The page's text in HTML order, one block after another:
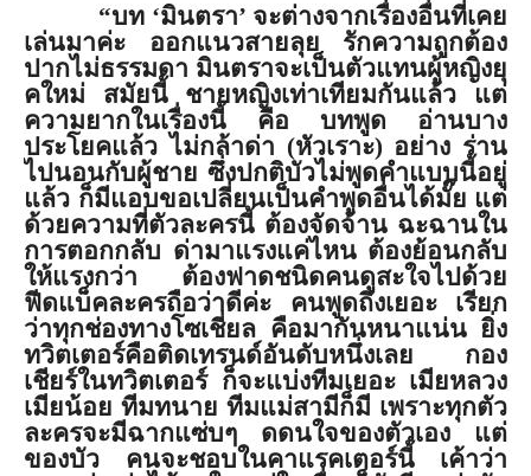
“บท ‘มินตรา’ จะต่างจากเรื่องอื่นที่เคย
เล่นมาค่ะ ออกแนวสายลุย รักความถูกต้อง
ปากไม่ธรรมดา มินตราจะเป็นตัวแทนผู้หญิงยุ
คใหม่ สมัยนี้ ชายหญิงเท่าเทียมกันแล้ว แต่
ความยากในเรื่องนี้ คือ บทพูด อ่านบาง
ประโยคแล้ว ไม่กล้าด่า (หัวเราะ) อย่าง ร่าน
ไปนอนกับผู้ชาย ซึ่งปกติบัวไม่พูดคำแบบนี้อยู่
แล้ว ก็มีแอบขอเปลี่ยนเป็นคำพูดอื่นได้มั๊ย แต่
ด้วยความที่ตัวละครนี้ ต้องจัดจ้าน ฉะฉานใน
การตอกกลับ ด่ามาแรงแค่ไหน ต้องย้อนกลับ
ให้แรงกว่า ต้องฟาดชนิดคนดูสะใจไปด้วย
ฟีดแบ็คละครถือว่าดีค่ะ คนพูดถึงเยอะ เรียก
ว่าทุกช่องทางโซเชี่ยล คือมากันหนาแน่น ยิ่ง
ทวิตเตอร์คือติดเทรนด์อันดับหนึ่งเลย กอง
เชียร์ในทวิตเตอร์ ก็จะแบ่งทีมเยอะ เมียหลวง
เมียน้อย ทีมทนาย ทีมแม่สามีก็มี เพราะทุกตัว
ละครจะมีฉากแซ่บๆ ดดนใจของตัวเอง แต่
ของบัว คนจะชอบในคาแรคเตอร์นี้ เค้าว่า